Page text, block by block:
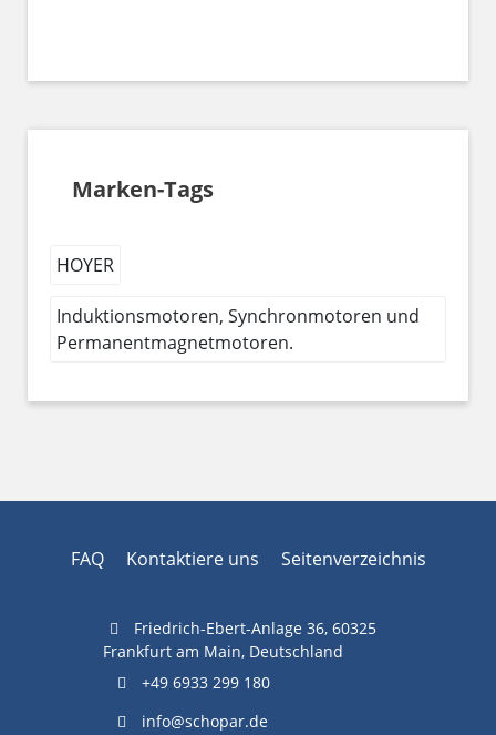
Marken-Tags
HOYER
Induktionsmotoren, Synchronmotoren und
Permanentmagnetmotoren.
FAQ Kontaktiere uns Seitenverzeichnis
Friedrich-Ebert-Anlage 36, 60325
Frankfurt am Main, Deutschland
+49 6933 299 180
info@schopar.de